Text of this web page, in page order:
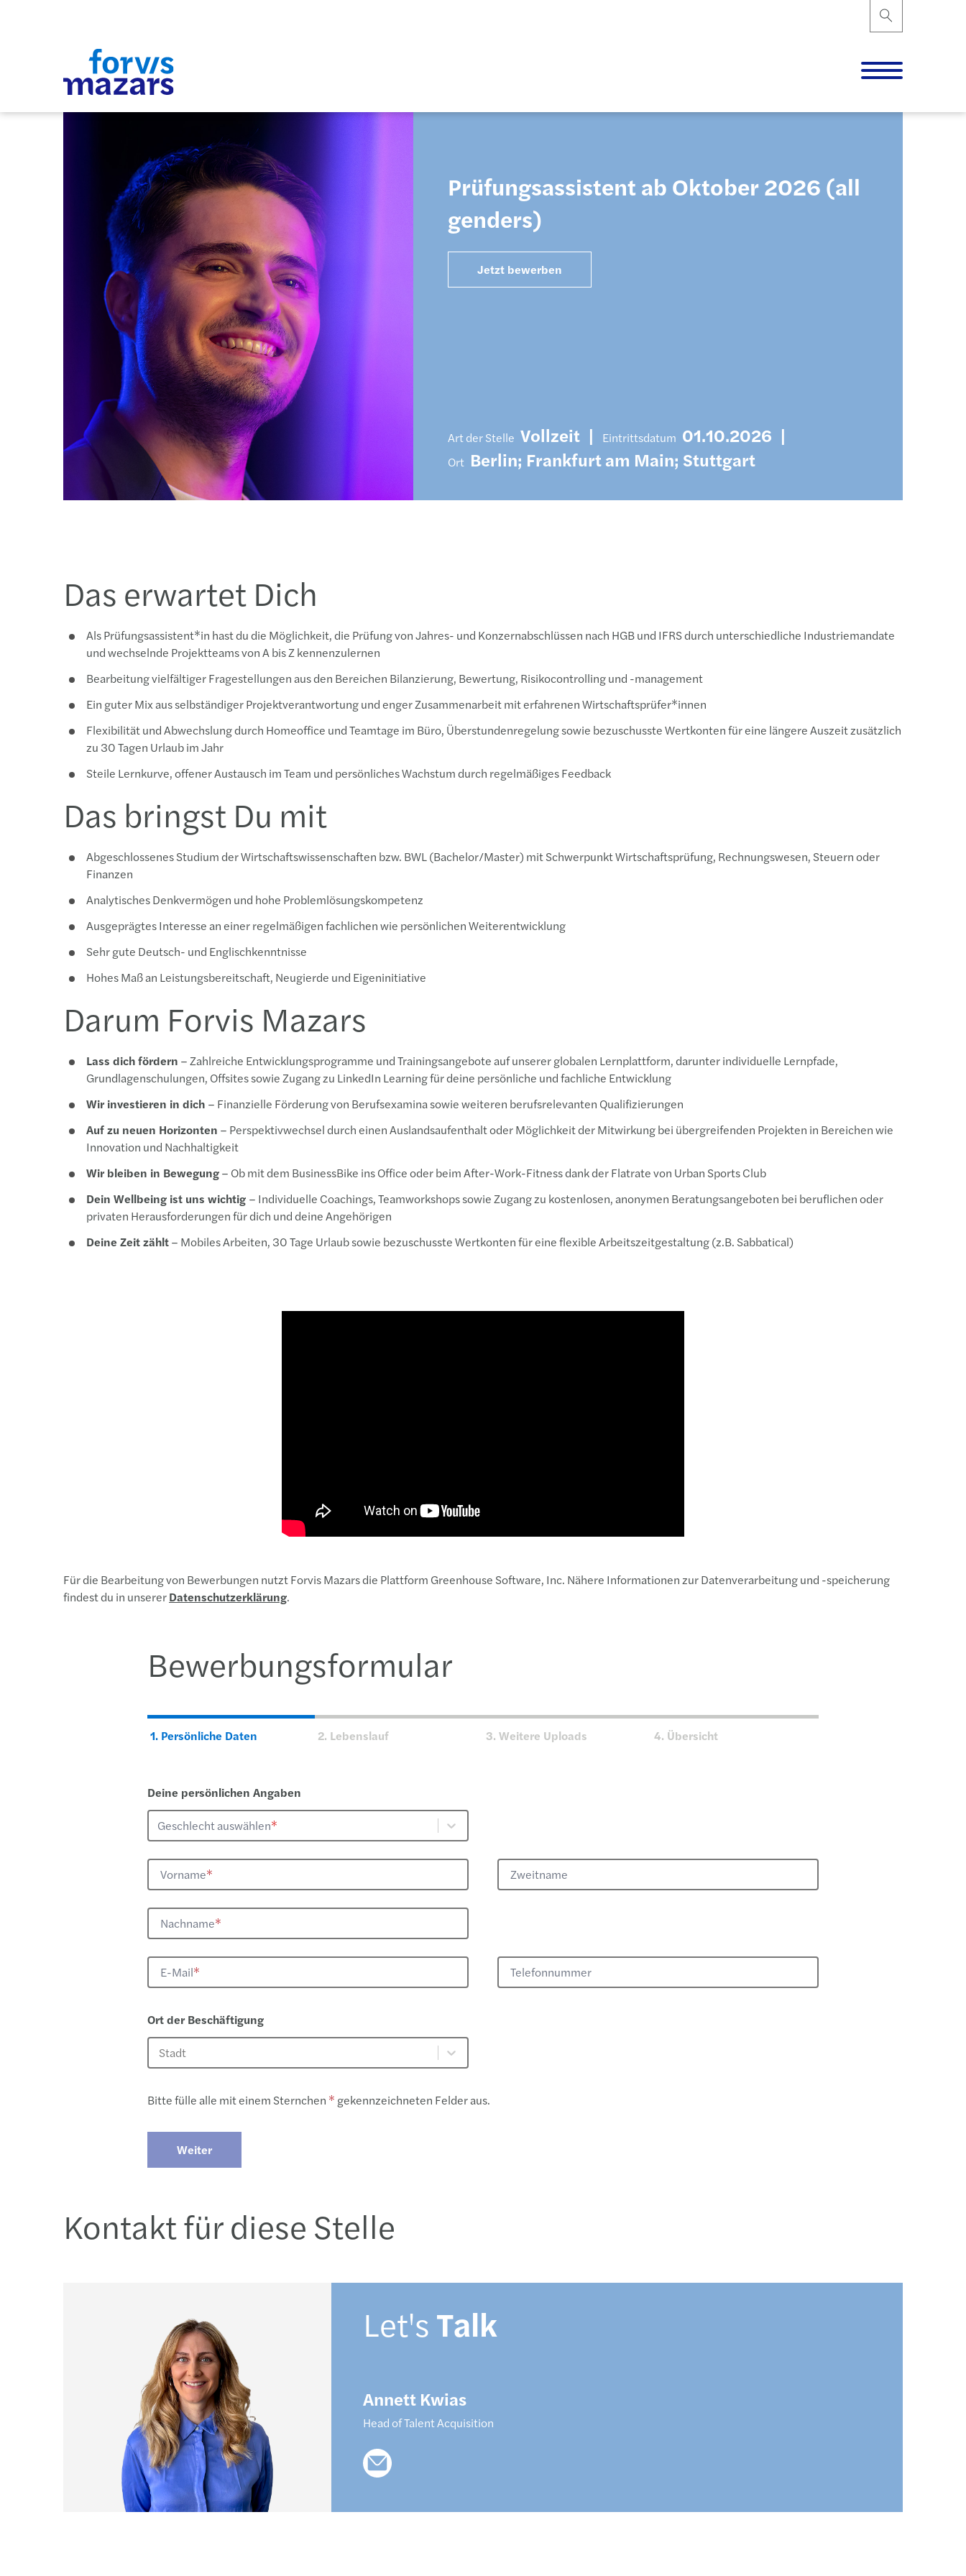
Prüfungsassistent ab Oktober 2026 (all
genders)
Jetzt bewerben
Art der Stelle Vollzeit | Eintrittsdatum 01.10.2026 |
Ort Berlin; Frankfurt am Main; Stuttgart
Das erwartet Dich
Als Prüfungsassistent*in hast du die Möglichkeit, die Prüfung von Jahres- und Konzernabschlüssen nach HGB und IFRS durch unterschiedliche Industriemandate
und wechselnde Projektteams von A bis Z kennenzulernen
Bearbeitung vielfältiger Fragestellungen aus den Bereichen Bilanzierung, Bewertung, Risikocontrolling und -management
Ein guter Mix aus selbständiger Projektverantwortung und enger Zusammenarbeit mit erfahrenen Wirtschaftsprüfer*innen
Flexibilität und Abwechslung durch Homeoffice und Teamtage im Büro, Überstundenregelung sowie bezuschusste Wertkonten für eine längere Auszeit zusätzlich
zu 30 Tagen Urlaub im Jahr
Steile Lernkurve, offener Austausch im Team und persönliches Wachstum durch regelmäßiges Feedback
Das bringst Du mit
Abgeschlossenes Studium der Wirtschaftswissenschaften bzw. BWL (Bachelor/Master) mit Schwerpunkt Wirtschaftsprüfung, Rechnungswesen, Steuern oder
Finanzen
Analytisches Denkvermögen und hohe Problemlösungskompetenz
Ausgeprägtes Interesse an einer regelmäßigen fachlichen wie persönlichen Weiterentwicklung
Sehr gute Deutsch- und Englischkenntnisse
Hohes Maß an Leistungsbereitschaft, Neugierde und Eigeninitiative
Darum Forvis Mazars
Lass dich fördern – Zahlreiche Entwicklungsprogramme und Trainingsangebote auf unserer globalen Lernplattform, darunter individuelle Lernpfade,
Grundlagenschulungen, Offsites sowie Zugang zu LinkedIn Learning für deine persönliche und fachliche Entwicklung
Wir investieren in dich – Finanzielle Förderung von Berufsexamina sowie weiteren berufsrelevanten Qualifizierungen
Auf zu neuen Horizonten – Perspektivwechsel durch einen Auslandsaufenthalt oder Möglichkeit der Mitwirkung bei übergreifenden Projekten in Bereichen wie
Innovation und Nachhaltigkeit
Wir bleiben in Bewegung– Ob mit dem BusinessBike ins Office oder beim After-Work-Fitness dank der Flatrate von Urban Sports Club
Dein Wellbeing ist uns wichtig – Individuelle Coachings, Teamworkshops sowie Zugang zu kostenlosen, anonymen Beratungsangeboten bei beruflichen oder
privaten Herausforderungen für dich und deine Angehörigen
Deine Zeit zählt– Mobiles Arbeiten, 30 Tage Urlaub sowie bezuschusste Wertkonten für eine flexible Arbeitszeitgestaltung (z.B. Sabbatical)
Für die Bearbeitung von Bewerbungen nutzt Forvis Mazars die Plattform Greenhouse Software, Inc. Nähere Informationen zur Datenverarbeitung und -speicherung
findest du in unsererDatenschutzerklärung.
Bewerbungsformular
1. Persönliche Daten 2. Lebenslauf 3. Weitere Uploads 4. Übersicht
Deine persönlichen Angaben
Geschlecht auswählen*
Vorname* Zweitname
Nachname*
E-Mail* Telefonnummer
Ort der Beschäftigung
Stadt
​Bitte fülle alle mit einem Sternchen * ​ gekennzeichneten Felder aus.
Weiter
Kontakt für diese Stelle
Let'sTalk
Annett Kwias
Head of Talent Acquisition